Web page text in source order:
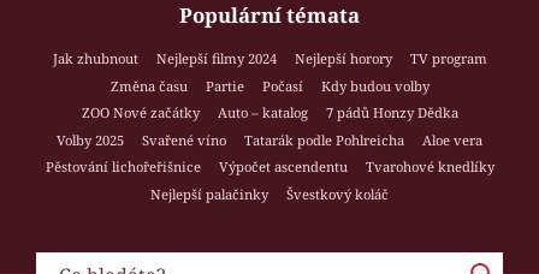
Populární témata
Jak zhubnout Nejlepší filmy 2024 Nejlepší horory
TV program
Změna času
Partie Počasí
Kdy budou volby
ZOO Nové začátky
Auto – katalog
7 pádů Honzy Dědka
Volby 2025
Svařené víno Tatarák podle Pohlreicha
Aloe vera
Pěstování lichořeřišnice
Výpočet ascendentu
Tvarohové knedlíky
Nejlepší palačinky
Švestkový koláč